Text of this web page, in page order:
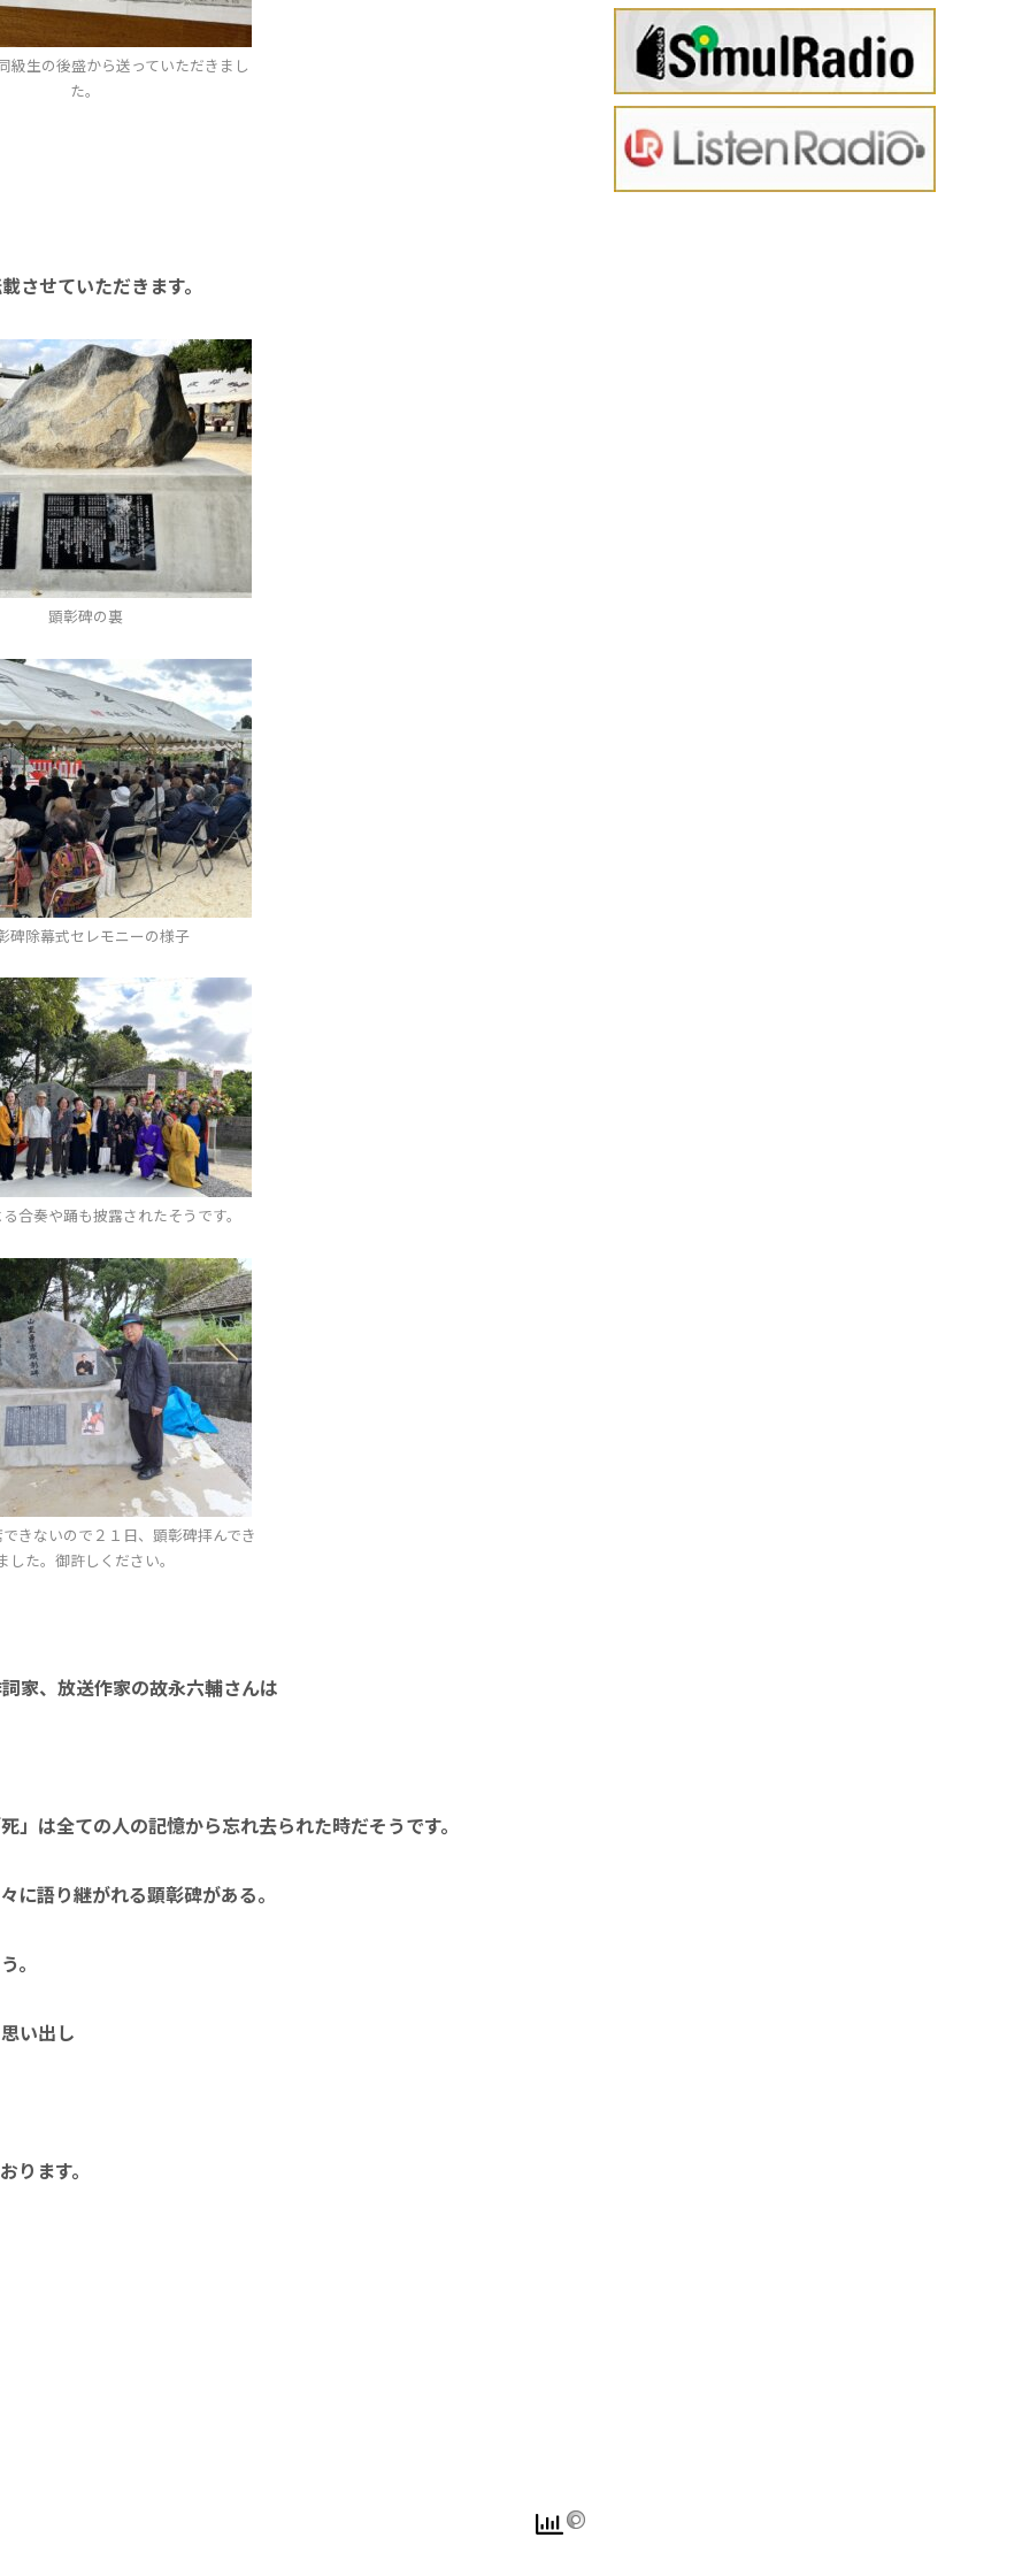
級生の後盛から送っていただきまし
た。
させていただきます。
顕彰碑の裏
碑除幕式セレモニーの様子
合奏や踊も披露されたそうです。
きないので２１日、顕彰碑拝んでき
した。御許しください。
家、放送作家の故永六輔さんは
は全ての人の記憶から忘れ去られた時だそうです。
に語り継がれる顕彰碑がある。
。
い出し
ります。